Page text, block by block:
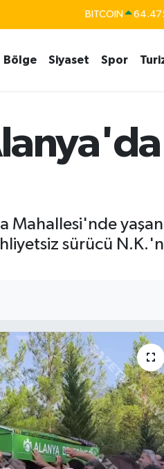
BITCOIN
EURO
BİST100
Bölge Siyaset Spor
Mahallesi'nde
sürücü